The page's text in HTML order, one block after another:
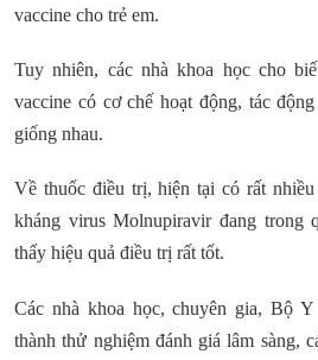
vaccine cho trẻ em.
Tuy nhiên, các nhà khoa học cho
vaccine có cơ chế hoạt động, tác
giống nhau.
Về thuốc điều trị, hiện tại có rất
kháng virus Molnupiravir đang trong
thấy hiệu quả điều trị rất tốt.
Các nhà khoa học, chuyên gia, Bộ
thành thử nghiệm đánh giá lâm sàng,